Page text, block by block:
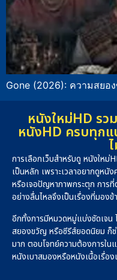
Gone (2026): ความสยอ
หนังใหม่HD รว
หนังHD ครบทุกแ
การเลือกเว็บสำหรับดู หนังใหม่
เป็นหลัก เพราะเวลาอยากดูหนั
หรือเจอปัญหาภาพกระตุก การ
อย่างลื่นไหลจึงเป็นเรื่องที่มองข้
อีกทั้งการมีหมวดหมู่แบ่งชัดเจน
สยองขวัญ หรือซีรีส์ยอดนิยม ก็ช่
มาก ตอบโจทย์ความต้องการใน
หนังเบาสมองหรือหนังเนื้อเรื่อง